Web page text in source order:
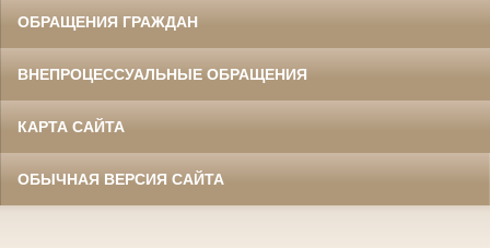
ОБРАЩЕНИЯ ГРАЖДАН
ВНЕПРОЦЕССУАЛЬНЫЕ ОБРАЩЕНИЯ
КАРТА САЙТА
ОБЫЧНАЯ ВЕРСИЯ САЙТА